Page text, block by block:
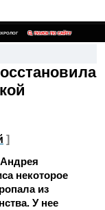
ПОИСК ПО САЙТУ
]
некоторое
из
У нее